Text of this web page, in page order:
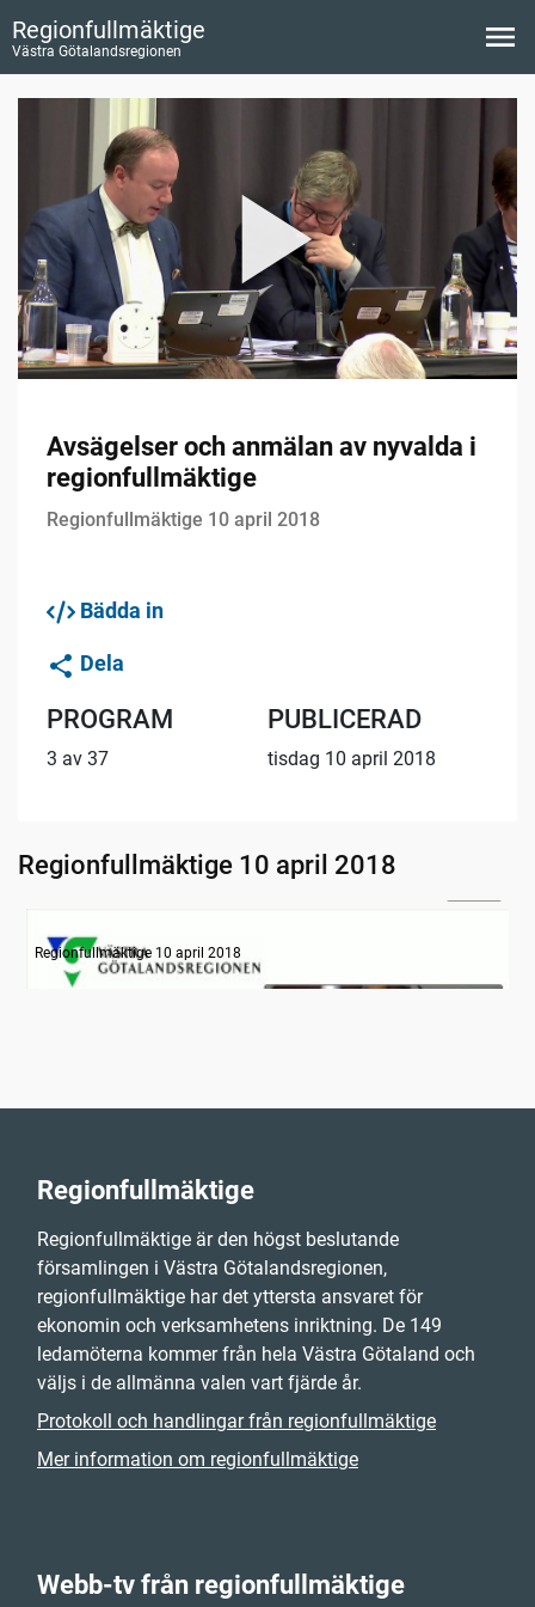
Regionfullmäktige
Västra Götalandsregionen
Avsägelser och anmälan av nyvalda i
regionfullmäktige
Regionfullmäktige 10 april 2018
Bädda in
Dela
PROGRAM
3 av 37
PUBLICERAD
tisdag 10 april 2018
Regionfullmäktige 10 april 2018
Information
Regionfullmäktige 10 april 2018
Regionfullmäktige
Regionfullmäktige är den högst beslutande
församlingen i Västra Götalandsregionen,
regionfullmäktige har det yttersta ansvaret för
ekonomin och verksamhetens inriktning. De 149
ledamöterna kommer från hela Västra Götaland och
väljs i de allmänna valen vart fjärde år.
Protokoll och handlingar från regionfullmäktige
Mer information om regionfullmäktige
Webb-tv från regionfullmäktige